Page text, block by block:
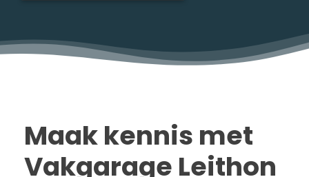
Maak kennis met
Vakgarage Leithon